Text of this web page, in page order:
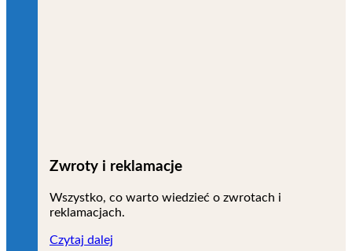
Zwroty i reklamacje
Wszystko, co warto wiedzieć o zwrotach i
reklamacjach.
Czytaj dalej